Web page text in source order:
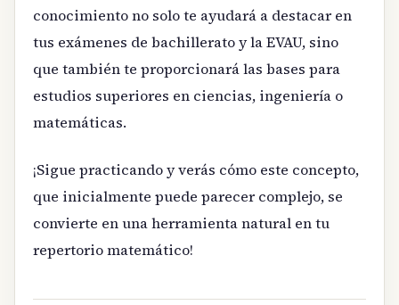
conocimiento no solo te ayudará a destacar en
tus exámenes de bachillerato y la EVAU, sino
que también te proporcionará las bases para
estudios superiores en ciencias, ingeniería o
matemáticas.
¡Sigue practicando y verás cómo este concepto,
que inicialmente puede parecer complejo, se
convierte en una herramienta natural en tu
repertorio matemático!